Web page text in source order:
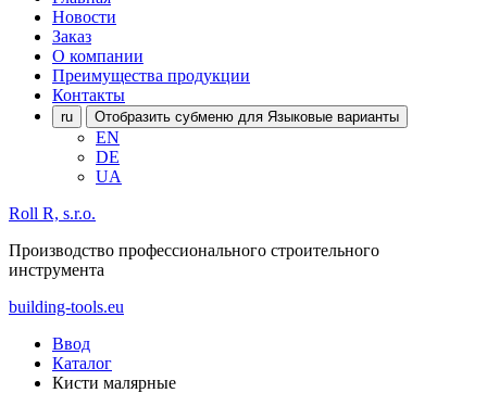
Новости
Заказ
О компании
Преимущества продукции
Контакты
ru Отобразить субменю для Языковые варианты
EN
DE
UA
Roll R, s.r.o.
Производство профессионального строительного
инструмента
building-tools.eu
Ввод
Каталог
Кисти малярные